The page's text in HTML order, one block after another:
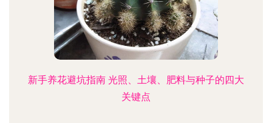
新手养花避坑指南 光照、土壤、肥料与种子的四大
关键点